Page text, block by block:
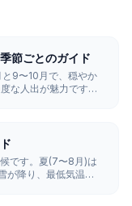
節ごとのガイド
9〜10月で、穏やか
な人出が魅力です。
です。夏(7〜8月)は
が降り、最低気温